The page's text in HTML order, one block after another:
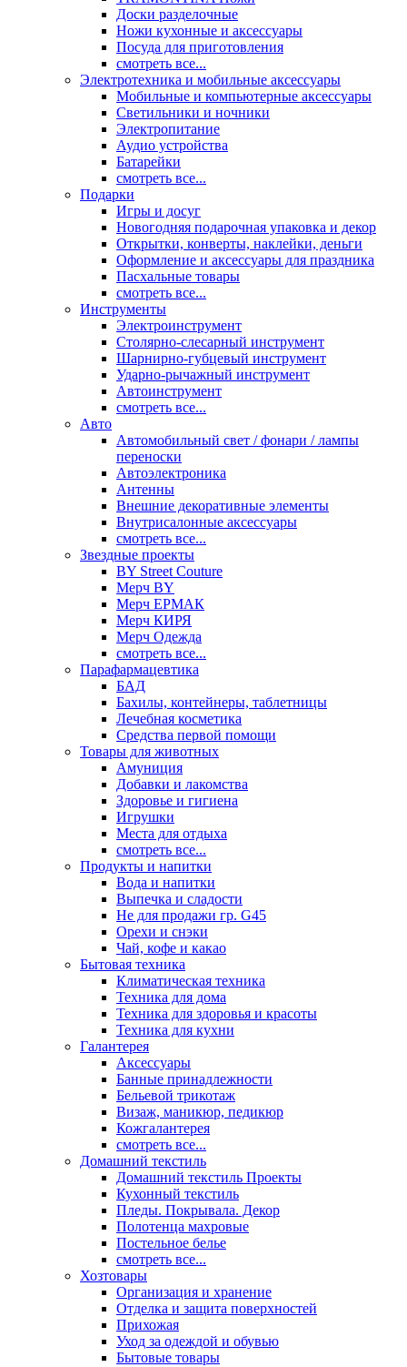
Доски разделочные
Ножи кухонные и аксессуары
Посуда для приготовления
смотреть все...
Электротехника и мобильные аксессуары
Мобильные и компьютерные аксессуары
Светильники и ночники
Электропитание
Аудио устройства
Батарейки
смотреть все...
Подарки
Игры и досуг
Новогодняя подарочная упаковка и декор
Открытки, конверты, наклейки, деньги
Оформление и аксессуары для праздника
Пасхальные товары
смотреть все...
Инструменты
Электроинструмент
Столярно-слесарный инструмент
Шарнирно-губцевый инструмент
Ударно-рычажный инструмент
Автоинструмент
смотреть все...
Авто
Автомобильный свет / фонари / лампы
переноски
Автоэлектроника
Антенны
Внешние декоративные элементы
Внутрисалонные аксессуары
смотреть все...
Звездные проекты
BY Street Couture
Мерч BY
Мерч ЕРМАК
Мерч КИРЯ
Мерч Одежда
смотреть все...
Парафармацевтика
БАД
Бахилы, контейнеры, таблетницы
Лечебная косметика
Средства первой помощи
Товары для животных
Амуниция
Добавки и лакомства
Здоровье и гигиена
Игрушки
Места для отдыха
смотреть все...
Продукты и напитки
Вода и напитки
Выпечка и сладости
Не для продажи гр. G45
Орехи и снэки
Чай, кофе и какао
Бытовая техника
Климатическая техника
Техника для дома
Техника для здоровья и красоты
Техника для кухни
Галантерея
Аксессуары
Банные принадлежности
Бельевой трикотаж
Визаж, маникюр, педикюр
Кожгалантерея
смотреть все...
Домашний текстиль
Домашний текстиль Проекты
Кухонный текстиль
Пледы. Покрывала. Декор
Полотенца махровые
Постельное белье
смотреть все...
Хозтовары
Организация и хранение
Отделка и защита поверхностей
Прихожая
Уход за одеждой и обувью
Бытовые товары